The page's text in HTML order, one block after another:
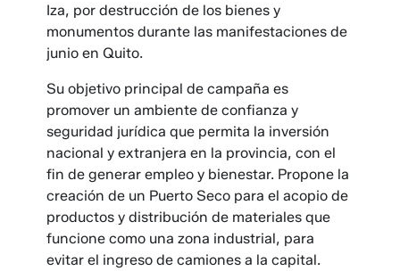
Iza, por destrucción de los bienes y
monumentos durante las manifestaciones de
junio en Quito.
Su objetivo principal de campaña es
promover un ambiente de confianza y
seguridad jurídica que permita la inversión
nacional y extranjera en la provincia, con el
fin de generar empleo y bienestar. Propone la
creación de un Puerto Seco para el acopio de
productos y distribución de materiales que
funcione como una zona industrial, para
evitar el ingreso de camiones a la capital.